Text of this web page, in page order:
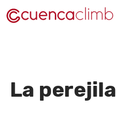
Saltar
al
La perejila